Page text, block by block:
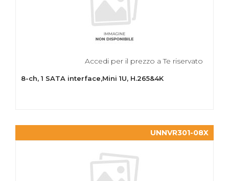
Accedi per il prezzo a Te riservato
8-ch, 1 SATA interface,Mini 1U, H.265&4K
UNNVR301-08X